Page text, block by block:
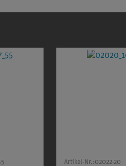
Artikel-Nr.:02022-20